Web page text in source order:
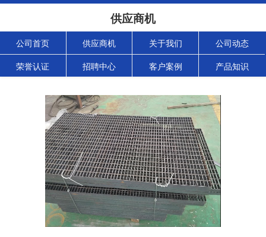
供应商机
公司首页 供应商机 关于我们 公司动态
荣誉认证 招聘中心 客户案例 产品知识